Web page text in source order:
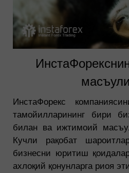
ИнстаФорекс
тамойилларининг бири
билан ва ижтимоий
Кучли рақобат
бизнесни юритиш
ахлоқий қонунларга риоя